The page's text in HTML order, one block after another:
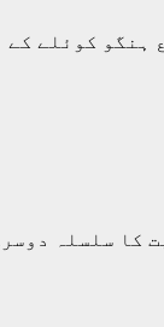
ایجنسی ضلع
کا سلسلہ